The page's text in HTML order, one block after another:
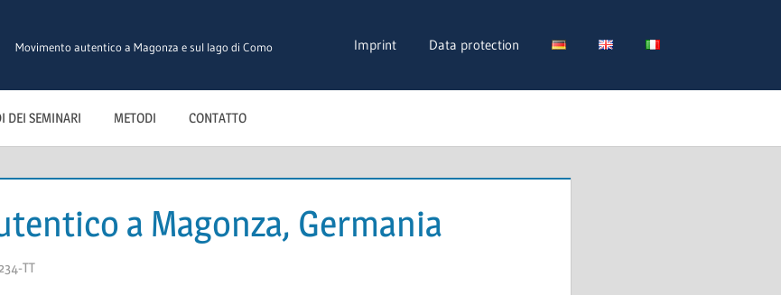
Movimento autentico a Magonza e sul lago di Como Imprint Data protection
DEI SEMINARI METODI CONTATTO
a Magonza, Germania
TT